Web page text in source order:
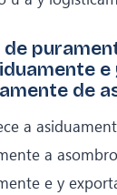
de
de
a
a
e y